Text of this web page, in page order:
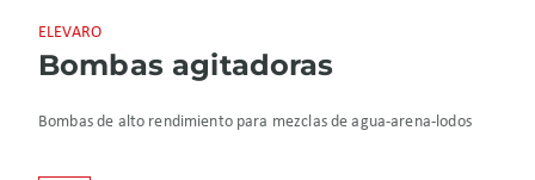
ELEVARO
Bombas agitadoras
Bombas de alto rendimiento para mezclas de agua-arena-lodos